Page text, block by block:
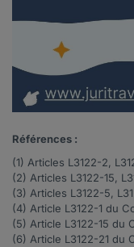
Références :
(1) Articles L3122-2,
(2) Articles L3122-15,
(3) Articles L3122-5,
(4) Article L3122-1 du
(5) Article L3122-15 du
(6) Article L3122-21 du